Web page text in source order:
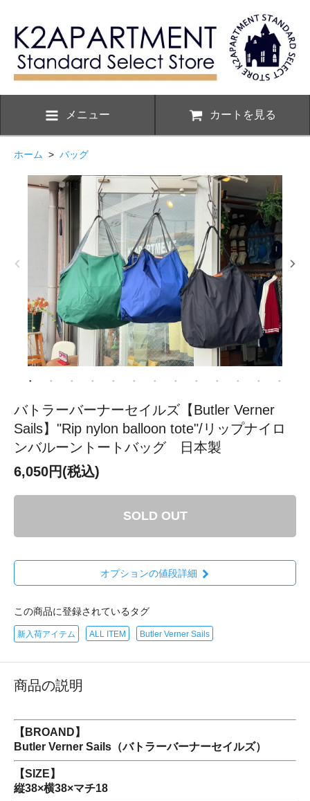
メニュー カートを見る
ホーム > バッグ
バトラーバーナーセイルズ【Butler Verner
Sails】"Rip nylon balloon tote"/リップナイロ
ンバルーントートバッグ 日本製
6,050円(税込)
SOLD OUT
オプションの値段詳細
この商品に登録されているタグ
新入荷アイテム ALL ITEM Butler Verner Sails
商品の説明
【BROAND】
Butler Verner Sails（バトラーバーナーセイルズ）
【SIZE】
縦38×横38×マチ18